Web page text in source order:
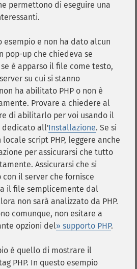
permettono di eseguire una
esempio e non ha dato alcun
pop-up che chiedeva se
è apparso il file come testo,
su cui si stanno
ha abilitato PHP o non è
Provare a chiedere al
di abilitarlo per voi usando il
dedicato all'Installazione. Se si
script PHP, leggere anche
per assicurarsi che tutto
Assicurarsi che si
il server che fornisce
il file semplicemente dal
non sarà analizzato da PHP.
comunque, non esitare a
opzioni del» supporto PHP.
è quello di mostrare il
PHP. In questo esempio